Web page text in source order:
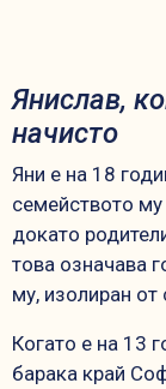
Янислав,
начисто
Яни е на 18
семейството
докато
това означава
му, изолиран от
Когато е на 13
барака край